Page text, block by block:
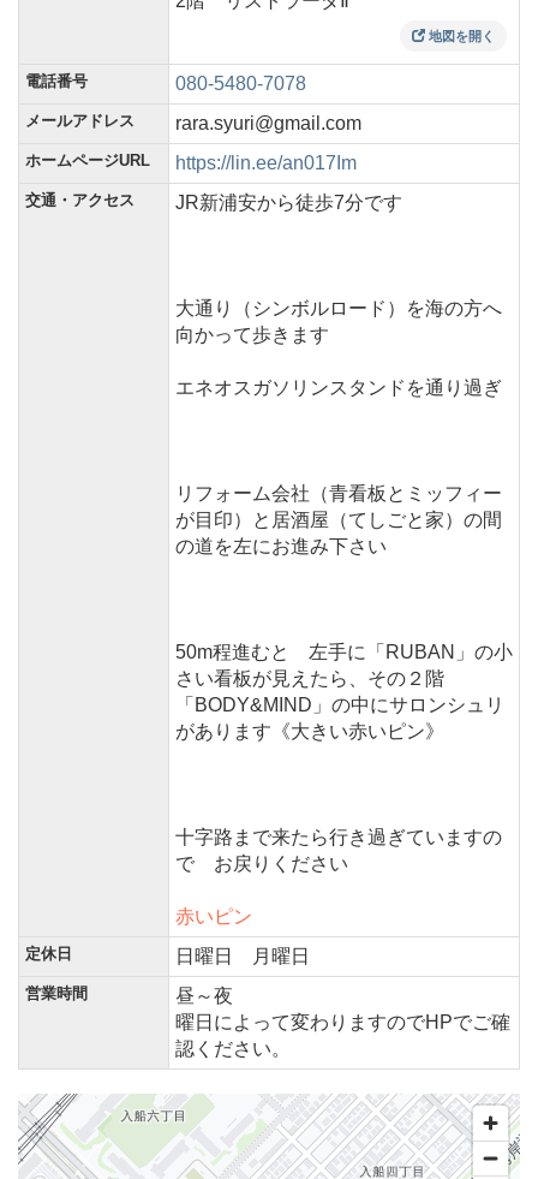
地図を開く
電話番号 080-5480-7078
メールアドレス rara.syuri@gmail.com
ホームページURL https://lin.ee/an017Im
交通・アクセス JR新浦安から徒歩7分です
大通り（シンボルロード）を海の方へ
向かって歩きます
エネオスガソリンスタンドを通り過ぎ
リフォーム会社（青看板とミッフィー
が目印）と居酒屋（てしごと家）の間
の道を左にお進み下さい
50m程進むと 左手に「RUBAN」の小
さい看板が見えたら、その２階
「BODY&MIND」の中にサロンシュリ
があります《大きい赤いピン》
十字路まで来たら行き過ぎていますの
で お戻りください
赤いピン
定休日 日曜日 月曜日
営業時間
昼～夜
曜日によって変わりますのでHPでご確
認ください。